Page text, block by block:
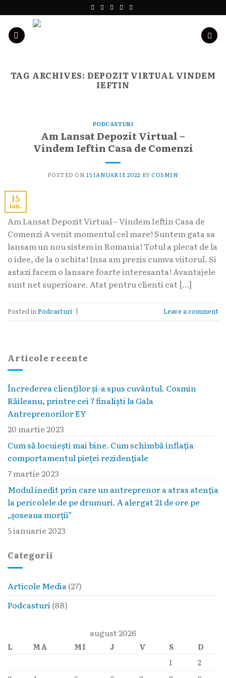
to
content
TAG ARCHIVES: DEPOZIT VIRTUAL VINDEM
IEFTIN
Articole recente
Încrederea clienților și-a spus cuvântul. Cosmin
Răileanu, printre cei 7 finaliști la Gala
Antreprenorilor EY
20 martie 2023
Cum să locuieşti mai bine. Cum schimbă inflaţia
comportamentul pieţei rezidenţiale
7 martie 2023
Modul inedit prin care un antreprenor a atras atenția
la pericolele de pe drumuri. A alergat 21 de ore pe
„șoseaua morții”
5 ianuarie 2023
Categorii
Articole Media (27)
Podcasturi (88)
august 2026
L MA MI J V S
D
1
2
PODCASTURI
Am Lansat Depozit Virtual –
Vindem Ieftin Casa de Comenzi
POSTED ON 15 IANUARIE 2022 BYCOSMIN
15
ian.
Am Lansat Depozit Virtual – Vindem Ieftin Casa de
Comenzi A venit momentul cel mare! Suntem gata sa
lansam un nou sistem in Romania! Totul a plecat de la
o idee, de la o schita! Insa am prezis cumva viitorul. Si
astazi facem o lansare foarte interesanta! Avantajele
sunt net superioare. Atat pentru clienti cat […]
Posted inPodcasturi | Leave a comment